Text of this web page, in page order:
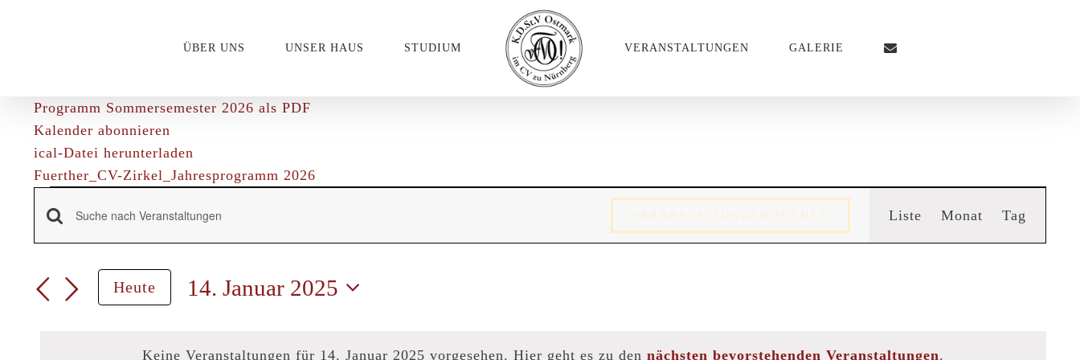
ÜBER UNS UNSER HAUS STUDIUM VERANSTALTUNGEN GALERIE
Programm Sommersemester 2026 als PDF
Kalender abonnieren
ical-Datei herunterladen
Fuerther_CV-Zirkel_Jahresprogramm 2026
Veranstaltungen
für
Keine Veranstaltungen für 14. Januar 2025 vorgesehen. Hier geht es zu den nächsten bevorstehenden Veranstaltungen.
Veranstaltungen
Suche
und
Ansichten,
Bitte
Schlüsselwort
Suche
VERANSTALTUNGEN SUCHEN Liste Monat Tag
Heute
14. Januar 2025